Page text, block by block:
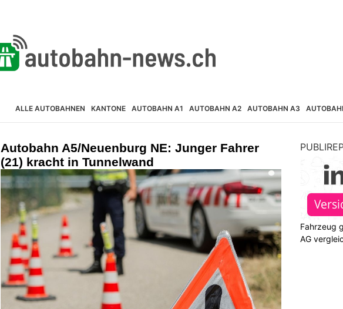
ALLE AUTOBAHNEN KANTONE AUTOBAHN A1 AUTOBAHN A2 AUTOBAHN A3
Autobahn A5/Neuenburg NE: Junger Fahrer
(21) kracht in Tunnelwand
Fahrzeug
AG